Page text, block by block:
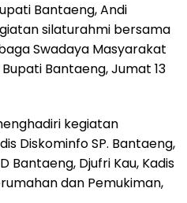
a
r
e
Bantaeng, Andi
silaturahmi bersama
Swadaya Masyarakat
Bantaeng, Jumat 13
kegiatan
Diskominfo SP. Bantaeng,
Bantaeng, Djufri Kau, Kadis
dan Pemukiman,